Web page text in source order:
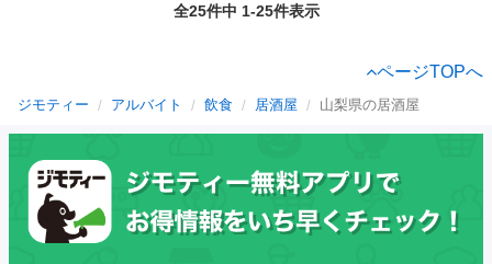
全25件中 1-25件表示
ページTOPへ
ジモティー アルバイト 飲食 居酒屋 山梨県の居酒屋